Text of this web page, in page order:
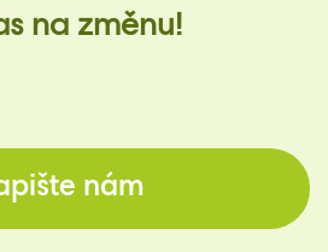
na změnu!
nám